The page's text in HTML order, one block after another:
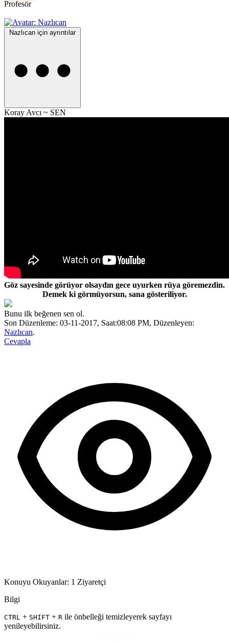
Profesör
Nazlıcan için ayrıntılar
Koray Avcı ~ SEN
Göz sayesinde görüyor olsaydın gece uyurken rüya göremezdin.
Demek ki görmüyorsun, sana gösteriliyor.
Bunu ilk beğenen sen ol.
Son Düzenleme: 03-11-2017, Saat:08:08 PM, Düzenleyen:
Nazlıcan.
Cevapla
Konuyu Okuyanlar: 1 Ziyaretçi
Bilgi
CTRL + SHIFT + R ile önbelleği temizleyerek sayfayı
yenileyebilirsiniz.